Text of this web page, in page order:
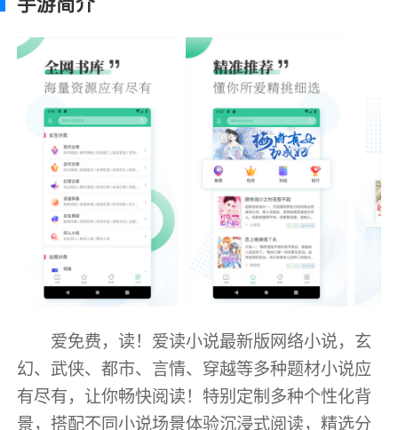
爱免费，读！爱读小说最新版网络小说，玄
幻、武侠、都市、言情、穿越等多种题材小说应
有尽有，让你畅快阅读！特别定制多种个性化背
景，搭配不同小说场景体验沉浸式阅读，精选分